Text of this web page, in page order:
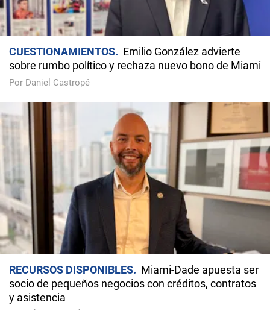
CUESTIONAMIENTOS
Emilio González advierte
sobre rumbo político y rechaza nuevo bono de Miami
Por Daniel Castropé
RECURSOS DISPONIBLES
Miami-Dade apuesta ser
socio de pequeños negocios con créditos, contratos
y asistencia